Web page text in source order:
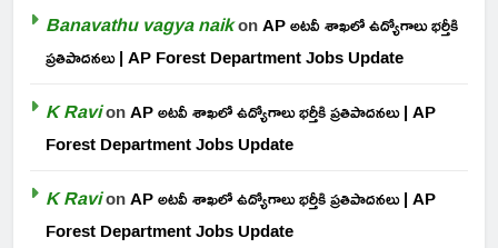
Banavathu vagya naikonAP అటవీ శాఖలో ఉద్యోగాలు భర్తీకి
ప్రతిపాదనలు | AP Forest Department Jobs Update
K RavionAP అటవీ శాఖలో ఉద్యోగాలు భర్తీకి ప్రతిపాదనలు | AP
Forest Department Jobs Update
K RavionAP అటవీ శాఖలో ఉద్యోగాలు భర్తీకి ప్రతిపాదనలు | AP
Forest Department Jobs Update